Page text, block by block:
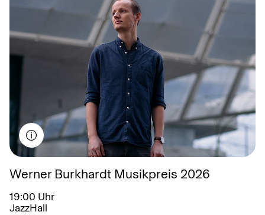
Werner Burkhardt Musikpreis 2026
19:00 Uhr
JazzHall